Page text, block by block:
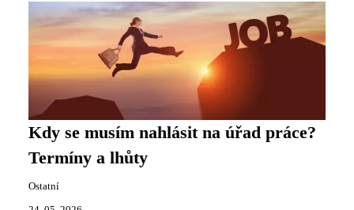
Kdy se musím nahlásit na úřad práce?
Termíny a lhůty
Ostatní